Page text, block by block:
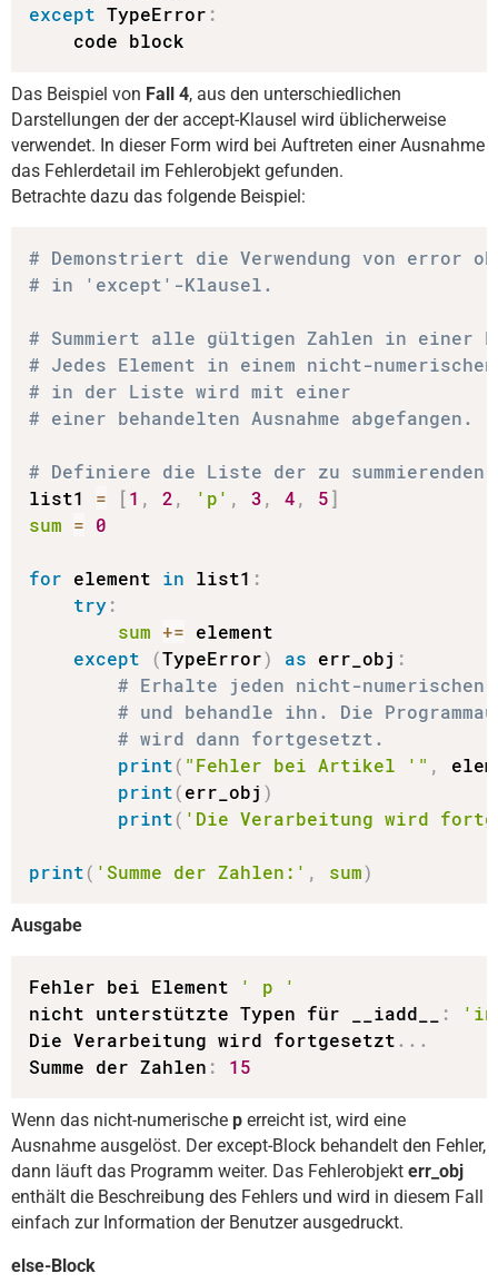
except TypeError :
    code block
Das Beispiel von Fall 4, aus den unterschiedlichen
Darstellungen der der accept-Klausel wird üblicherweise
verwendet. In dieser Form wird bei Auftreten einer Ausnahme
das Fehlerdetail im Fehlerobjekt gefunden.
Betrachte dazu das folgende Beispiel:
# Demonstriert die Verwendung von error
# in 'except'-Klausel.
# Summiert alle gültigen Zahlen in einer
# Jedes Element in einem nicht-
# in der Liste wird mit einer
# einer behandelten Ausnahme abgefangen.
# Definiere die Liste der zu summierenden
list1 = [1 , 2, 'p' , 3, 4, 5]
sum = 0
for element in list1 :
try:
sum += element
except
(TypeError) as err_obj :
# Erhalte jeden nicht-numerischen
# und behandle ihn. Die
# wird dann fortgesetzt.
print( "Fehler bei Artikel '" ,
print(err_obj )
print( 'Die Verarbeitung wird
print( 'Summe der Zahlen:' , sum)
Ausgabe
Fehler bei Element
' p '
nicht unterstützte Typen für __iadd__
:
Die Verarbeitung wird fortgesetzt. . .
Summe der Zahlen : 15
Wenn das nicht-numerische p erreicht ist, wird eine
Ausnahme ausgelöst. Der except-Block behandelt den Fehler,
dann läuft das Programm weiter. Das Fehlerobjekt err_obj
enthält die Beschreibung des Fehlers und wird in diesem Fall
einfach zur Information der Benutzer ausgedruckt.
else-Block